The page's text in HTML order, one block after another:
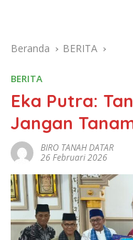
Beranda BERITA
BERITA
Eka Putra:
Jangan
BIRO TANAH DATAR
26 Februari 2026